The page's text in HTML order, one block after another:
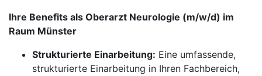
Ihre Benefits als Oberarzt Neurologie (m/w/d) im
Raum Münster
Strukturierte Einarbeitung: Eine umfassende,
strukturierte Einarbeitung in Ihren Fachbereich,